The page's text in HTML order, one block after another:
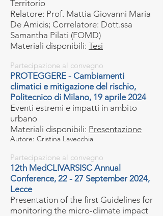
Territorio
Relatore: Prof. Mattia Giovanni Maria
De Amicis; Correlatore: Dott.ssa
Samantha Pilati (FOMD)
Materiali disponibili: Tesi
Partecipazione al convegno
PROTEGGERE - Cambiamenti
climatici e mitigazione del rischio,
Politecnico di Milano, 19 aprile 2024
Eventi estremi e impatti in ambito
urbano
Materiali disponibili: Presentazione
Autore: Cristina Lavecchia
Partecipazione al convegno
12th MedCLIVARSISC Annual
Conference, 22 - 27 September 2024,
Lecce
Presentation of the first Guidelines for
monitoring the micro-climate impact